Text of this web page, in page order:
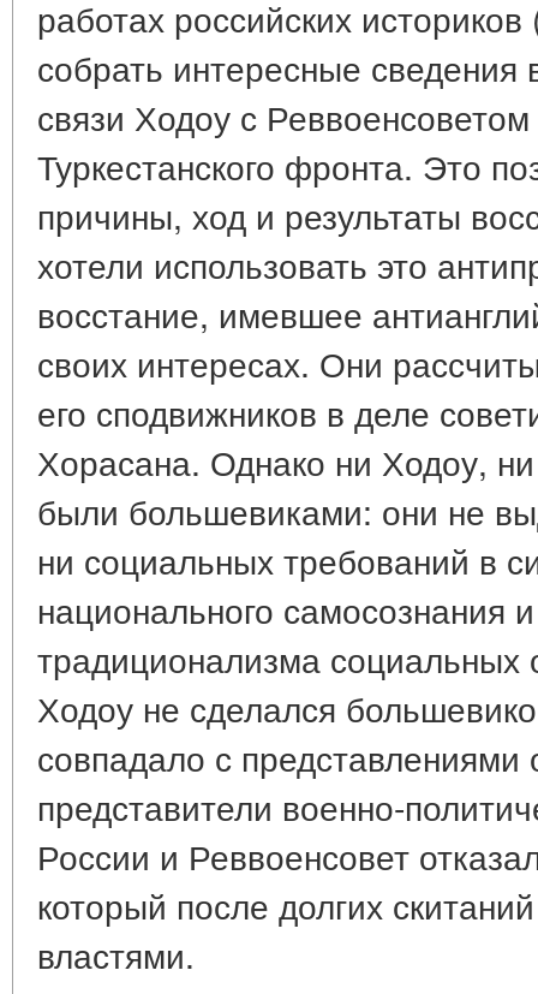
работах российских
собрать интересные
связи Ходоу с
Туркестанского фронта. Это
причины, ход и результаты
хотели использовать это
восстание, имевшее
своих интересах. Они
его сподвижников в деле
Хорасана. Однако ни Ходоу,
были большевиками: они не
ни социальных требований в
национального самосознания
традиционализма
Ходоу не сделался
совпадало с
представители военно-
России и Реввоенсовет
который после долгих
властями.